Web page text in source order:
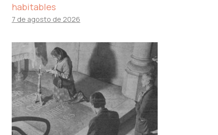
habitables
7 de agosto de 2026